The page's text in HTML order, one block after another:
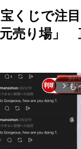
くじで注
売り場」
arrow_forward_ios も